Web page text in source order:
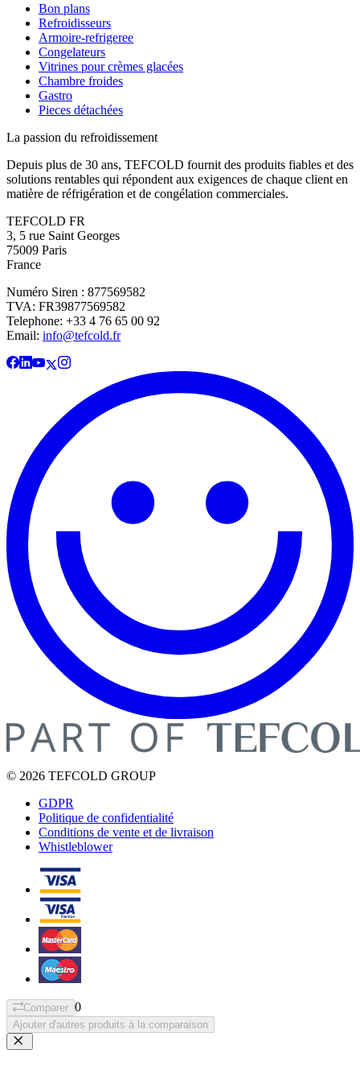
Bon plans
Refroidisseurs
Armoire-refrigeree
Congelateurs
Vitrines pour crèmes glacées
Chambre froides
Gastro
Pieces détachées
La passion du refroidissement
Depuis plus de 30 ans, TEFCOLD fournit des produits fiables et des
solutions rentables qui répondent aux exigences de chaque client en
matière de réfrigération et de congélation commerciales.
TEFCOLD FR
3, 5 rue Saint Georges
75009 Paris
France
Numéro Siren : 877569582
TVA: FR39877569582
Telephone: +33 4 76 65 00 92
Email: info@tefcold.fr
© 2026 TEFCOLD GROUP
GDPR
Politique de confidentialité
Conditions de vente et de livraison
Whistleblower
Comparer 0
Ajouter d'autres produits à la comparaison